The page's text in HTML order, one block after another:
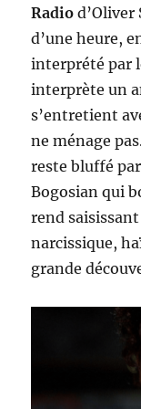
Radio d’Oliver
d’une heure,
interprété par
interprète un
s’entretient
ne ménage
reste bluffé
Bogosian qui
rend
narcissique,
grande